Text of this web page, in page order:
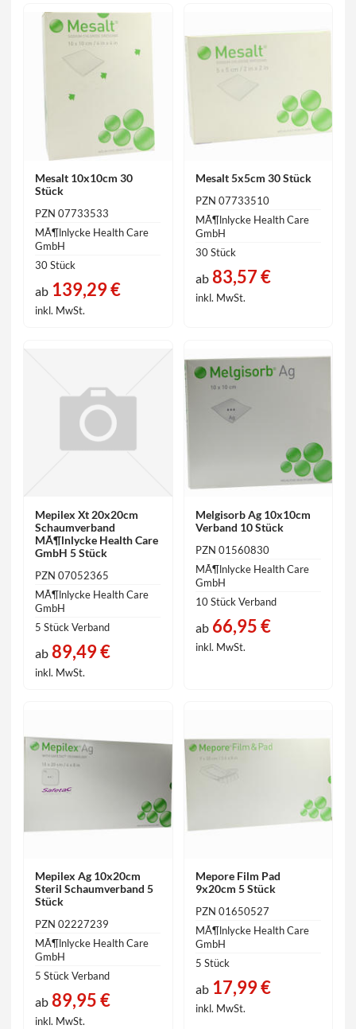
Mesalt 10x10cm 30
Stück
PZN 07733533
MÃ¶lnlycke Health Care
GmbH
30 Stück
ab 139,29 €
inkl. MwSt.
Mesalt 5x5cm 30 Stück
PZN 07733510
MÃ¶lnlycke Health Care
GmbH
30 Stück
ab83,57 €
inkl. MwSt.
Mepilex Xt 20x20cm
Schaumverband
MÃ¶lnlycke Health Care
GmbH 5 Stück
PZN 07052365
MÃ¶lnlycke Health Care
GmbH
5 Stück Verband
ab 89,49 €
inkl. MwSt.
Melgisorb Ag 10x10cm
Verband 10 Stück
PZN 01560830
MÃ¶lnlycke Health Care
GmbH
10 Stück Verband
ab66,95 €
inkl. MwSt.
Mepilex Ag 10x20cm
Steril Schaumverband 5
Stück
PZN 02227239
MÃ¶lnlycke Health Care
GmbH
5 Stück Verband
ab 89,95 €
inkl. MwSt.
Mepore Film Pad
9x20cm 5 Stück
PZN 01650527
MÃ¶lnlycke Health Care
GmbH
5 Stück
ab17,99 €
inkl. MwSt.